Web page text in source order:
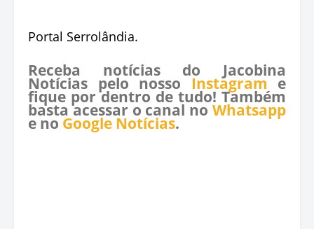
Portal Serrolândia.
Receba notícias do Jacobina
Notícias pelo nosso Instagram e
fique por dentro de tudo! Também
basta acessar o canal no Whatsapp
e no Google Notícias.